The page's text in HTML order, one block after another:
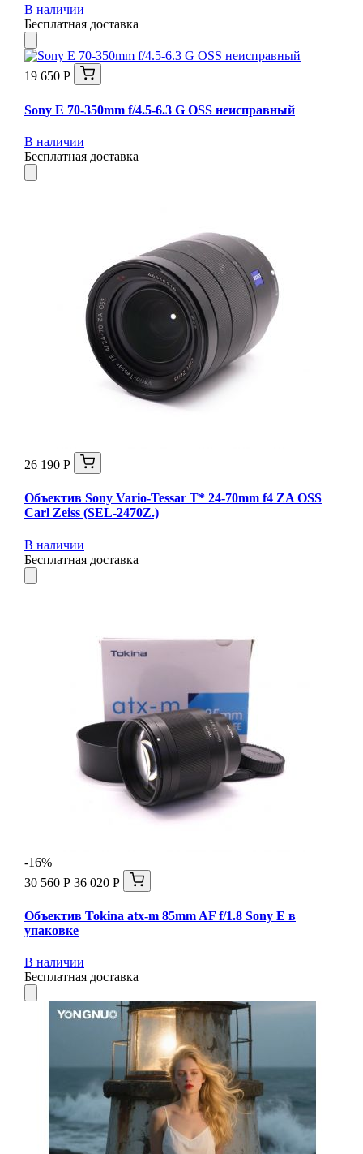
В наличии
Бесплатная доставка
19 650 Р
Sony E 70-350mm f/4.5-6.3 G OSS неисправный
В наличии
Бесплатная доставка
26 190 Р
Объектив Sony Vario-Tessar T* 24-70mm f4 ZA OSS
Carl Zeiss (SEL-2470Z.)
В наличии
Бесплатная доставка
-16%
30 560 Р 36 020 Р
Объектив Tokina atx-m 85mm AF f/1.8 Sony E в
упаковке
В наличии
Бесплатная доставка